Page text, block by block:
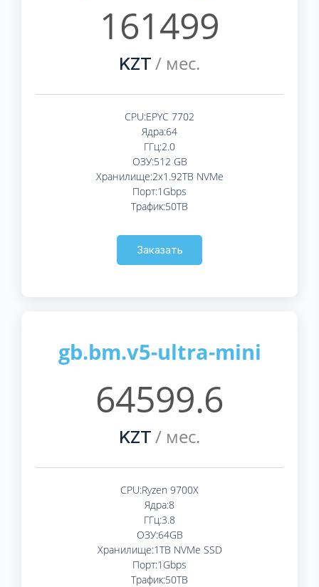
161499
KZT / мес.
CPU:EPYC 7702
Ядра:64
ГГц:2.0
ОЗУ:512 GB
Хранилище:2x1.92TB NVMe
Порт:1Gbps
Трафик:50TB
Заказать
gb.bm.v5-ultra-mini
64599.6
KZT / мес.
CPU:Ryzen 9700X
Ядра:8
ГГц:3.8
ОЗУ:64GB
Хранилище:1TB NVMe SSD
Порт:1Gbps
Трафик:50TB